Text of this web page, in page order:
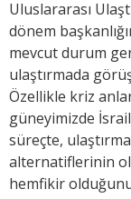
Uluslararası
dönem
mevcut durum
ulaştırmada
Özellikle kriz
güneyimizde
süreçte,
alternatiflerinin
hemfikir